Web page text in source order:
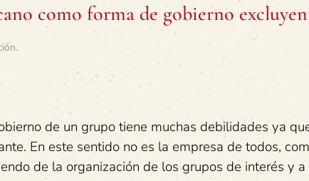
como forma de gobierno
.
de un grupo tiene muchas debilidades ya
En este sentido no es la empresa de todos,
de la organización de los grupos de interés y